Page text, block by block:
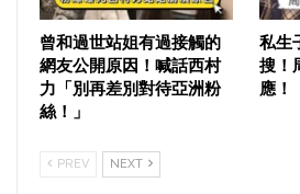
曾和過世站姐有過接觸的
網友公開原因！喊話西村
力「別再差別對待亞洲粉
絲！」
私生
搜！
應！
PREV NEXT